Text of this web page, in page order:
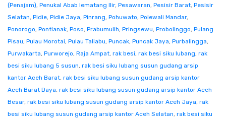
(Penajam), Penukal Abab lematang Ilir, Pesawaran, Pesisir Barat, Pesisir
Selatan, Pidie, Pidie Jaya, Pinrang, Pohuwato, Polewali Mandar,
Ponorogo, Pontianak, Poso, Prabumulih, Pringsewu, Probolinggo, Pulang
Pisau, Pulau Morotai, Pulau Taliabu, Puncak, Puncak Jaya, Purbalingga,
Purwakarta, Purworejo, Raja Ampat, rak besi, rak besi siku lubang, rak
besi siku lubang 5 susun, rak besi siku lubang susun gudang arsip
kantor Aceh Barat, rak besi siku lubang susun gudang arsip kantor
Aceh Barat Daya, rak besi siku lubang susun gudang arsip kantor Aceh
Besar, rak besi siku lubang susun gudang arsip kantor Aceh Jaya, rak
besi siku lubang susun gudang arsip kantor Aceh Selatan, rak besi siku